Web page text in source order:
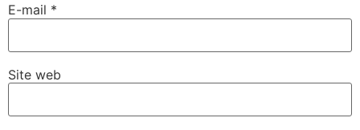
E-mail *
Site web